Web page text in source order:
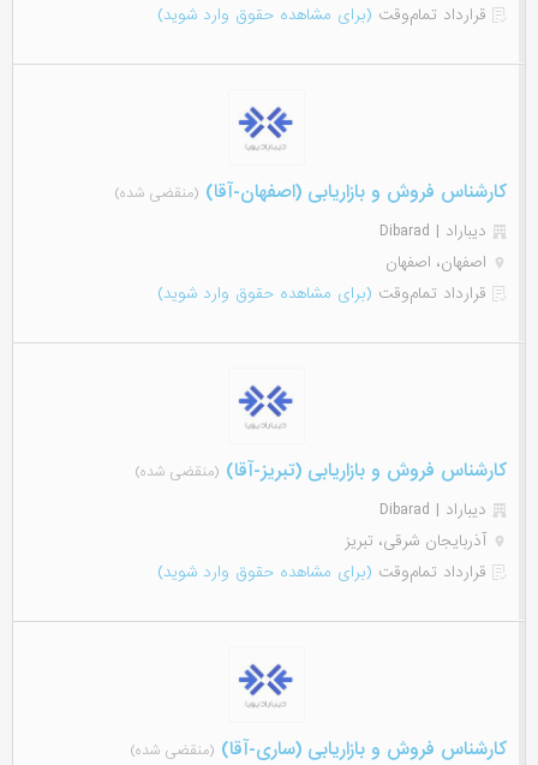
قرارداد تمام‌وقت (برای مشاهده حقوق وارد شوید)
کارشناس فروش و بازاریابی (اصفهان-آقا) (منقضی شده)
دیباراد | Dibarad
اصفهان، اصفهان
قرارداد تمام‌وقت (برای مشاهده حقوق وارد شوید)
کارشناس فروش و بازاریابی (تبریز-آقا) (منقضی شده)
دیباراد | Dibarad
آذربایجان شرقی، تبریز
قرارداد تمام‌وقت (برای مشاهده حقوق وارد شوید)
کارشناس فروش و بازاریابی (ساری-آقا) (منقضی شده)